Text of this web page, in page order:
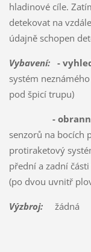
hladinové cíle.
detekovat na
údajně schopen
Vybavení: -
systém
pod špicí trupu)
-
senzorů na bocích
protiraketový
přední a zadní
(po dvou uvnitř
Výzbroj:žádná